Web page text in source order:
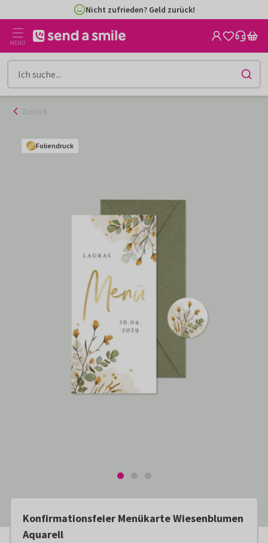
Inhalt
gehen
Nicht zufrieden? Geld zurück!
MENÜ
Zurück
Foliendruck
Foliendruck
Foliendruck
Konfirmationsfeier Menükarte Wiesenblumen
Aquarell